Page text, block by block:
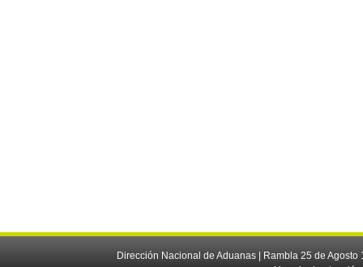
Dirección Nacional de Aduanas | Rambla 25 de